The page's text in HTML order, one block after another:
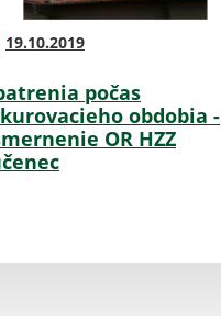
19.10.2019
počas
obdobia -
OR HZZ